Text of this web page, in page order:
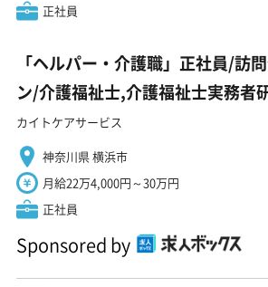
正社員
「ヘルパー・介護職」正社員/訪
ン/介護福祉士,介護福祉士実務者
カイトケアサービス
神奈川県 横浜市
月給22万4,000円～30万円
正社員
Sponsored by